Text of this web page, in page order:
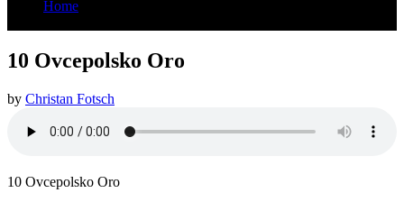
Home
10 Ovcepolsko Oro
by Christan Fotsch
10 Ovcepolsko Oro